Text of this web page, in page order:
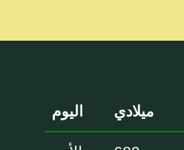
ميلادي اليوم